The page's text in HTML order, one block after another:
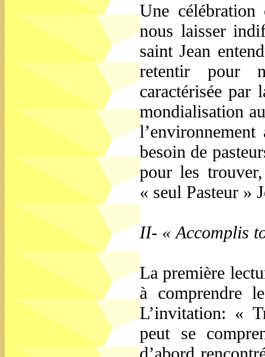
Une célébration
nous laisser
saint Jean
retentir pour
caractérisée par
mondialisation
besoin de
pour les
« seul Pasteur »
II- « Accomplis
La première
à comprendre
L’invitation: «
peut se